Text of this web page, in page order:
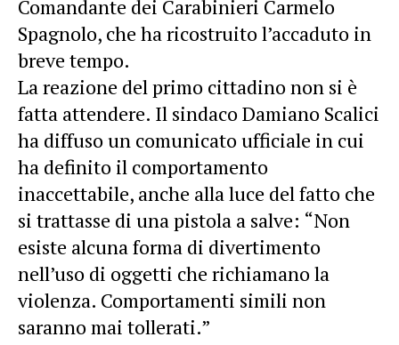
Comandante dei Carabinieri Carmelo
Spagnolo, che ha ricostruito l’accaduto in
breve tempo.
La reazione del primo cittadino non si è
fatta attendere. Il sindaco Damiano Scalici
ha diffuso un comunicato ufficiale in cui
ha definito il comportamento
inaccettabile, anche alla luce del fatto che
si trattasse di una pistola a salve: “Non
esiste alcuna forma di divertimento
nell’uso di oggetti che richiamano la
violenza. Comportamenti simili non
saranno mai tollerati.”